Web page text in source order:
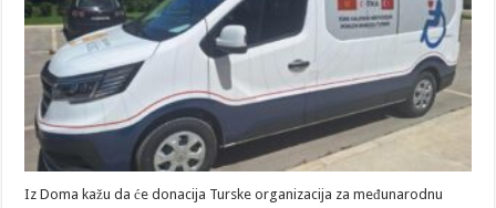
Iz Doma kažu da će donacija Turske organizacija za međunarodnu